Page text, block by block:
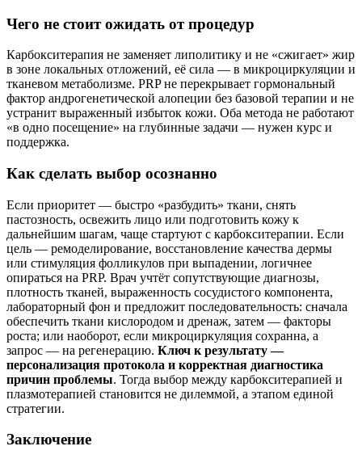
Чего не стоит ожидать от процедур
Карбокситерапия не заменяет липолитику и не «сжигает» жир
в зоне локальных отложений, её сила — в микроциркуляции и
тканевом метаболизме. PRP не перекрывает гормональный
фактор андрогенетической алопеции без базовой терапии и не
устранит выраженный избыток кожи. Оба метода не работают
«в одно посещение» на глубинные задачи — нужен курс и
поддержка.
Как сделать выбор осознанно
Если приоритет — быстро «разбудить» ткани, снять
пастозность, освежить лицо или подготовить кожу к
дальнейшим шагам, чаще стартуют с карбокситерапии. Если
цель — ремоделирование, восстановление качества дермы
или стимуляция фолликулов при выпадении, логичнее
опираться на PRP. Врач учтёт сопутствующие диагнозы,
плотность тканей, выраженность сосудистого компонента,
лабораторный фон и предложит последовательность: сначала
обеспечить ткани кислородом и дренаж, затем — факторы
роста; или наоборот, если микроциркуляция сохранна, а
запрос — на регенерацию. Ключ к результату —
персонализация протокола и корректная диагностика
причин проблемы. Тогда выбор между карбокситерапией и
плазмотерапией становится не дилеммой, а этапом единой
стратегии.
Заключение